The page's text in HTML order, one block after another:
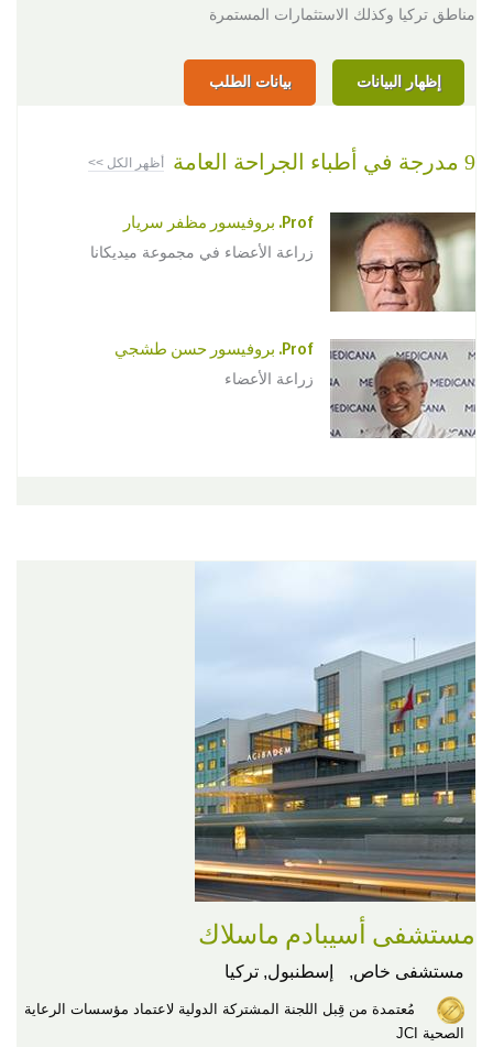
مناطق تركيا وكذلك الاستثمارات المستمرة
إظهار البيانات بيانات الطلب
9 مدرجة في أطباء الجراحة العامة أظهر الكل >>
Prof. بروفيسور مظفر سريار
زراعة الأعضاء في مجموعة ميديكانا
Prof. بروفيسور حسن طشجي
زراعة الأعضاء
مستشفى أسيبادم ماسلاك
مستشفى خاص, إسطنبول, تركيا
مُعتمدة من قِبل اللجنة المشتركة الدولية لاعتماد مؤسسات الرعاية
الصحية JCI